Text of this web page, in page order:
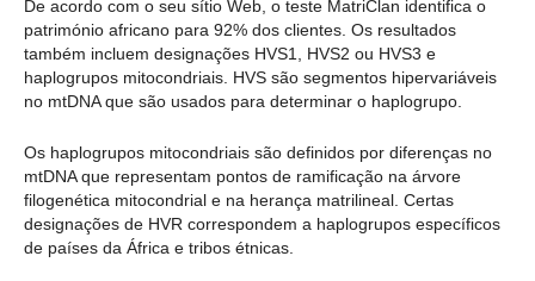
De acordo com o seu sítio Web, o teste MatriClan identifica o
património africano para 92% dos clientes. Os resultados
também incluem designações HVS1, HVS2 ou HVS3 e
haplogrupos mitocondriais. HVS são segmentos hipervariáveis
no mtDNA que são usados para determinar o haplogrupo.
Os haplogrupos mitocondriais são definidos por diferenças no
mtDNA que representam pontos de ramificação na árvore
filogenética mitocondrial e na herança matrilineal. Certas
designações de HVR correspondem a haplogrupos específicos
de países da África e tribos étnicas.